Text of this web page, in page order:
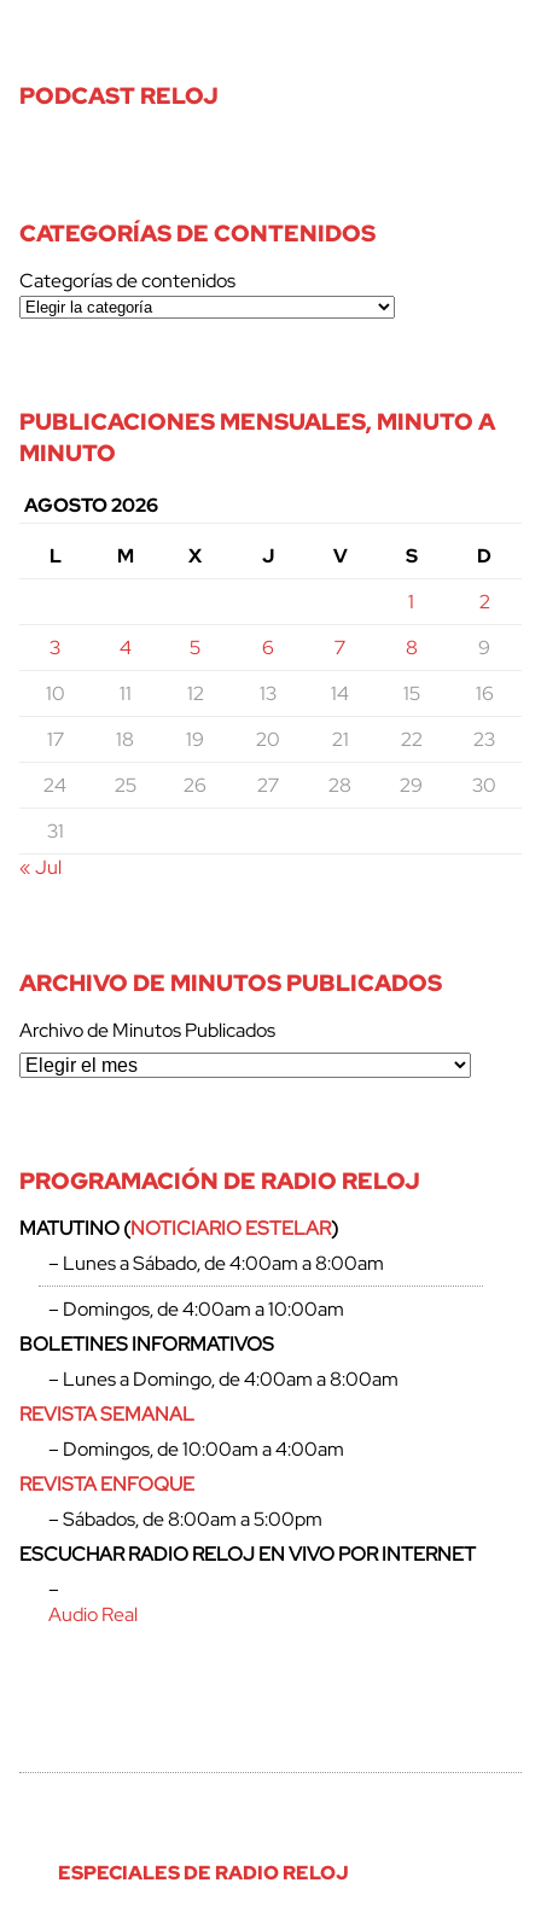
cerrar
PODCAST RELOJ
CATEGORÍAS DE CONTENIDOS
Categorías de contenidos
PUBLICACIONES MENSUALES, MINUTO A
MINUTO
AGOSTO 2026
L
M X J V S
D
1
2
3
4 5 6 7 8
9
10
11 12 13 14 15
16
17
18 19 20 21 22
23
24
25 26 27 28 29
30
31
« Jul
ARCHIVO DE MINUTOS PUBLICADOS
Archivo de Minutos Publicados
PROGRAMACIÓN DE RADIO RELOJ
MATUTINO (NOTICIARIO ESTELAR)
– Lunes a Sábado, de 4:00am a 8:00am
– Domingos, de 4:00am a 10:00am
BOLETINES INFORMATIVOS
– Lunes a Domingo, de 4:00am a 8:00am
REVISTA SEMANAL
– Domingos, de 10:00am a 4:00am
REVISTA ENFOQUE
– Sábados, de 8:00am a 5:00pm
ESCUCHAR RADIO RELOJ EN VIVO POR INTERNET
–
Audio Real
ESPECIALES DE RADIO RELOJ